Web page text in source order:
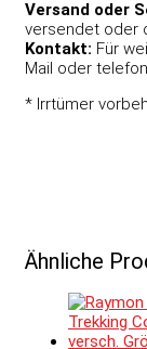
Versand oder
versendet oder
Kontakt: Für
Mail oder
* Irrtümer
Ähnliche